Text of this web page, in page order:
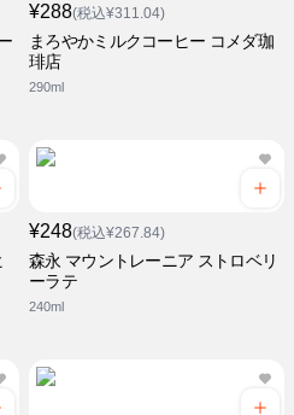
¥288(税込¥311.04)
まろやかミルクコーヒー コメダ珈
琲店
290ml
¥248(税込¥267.84)
森永 マウントレーニア ストロベリ
ーラテ
240ml